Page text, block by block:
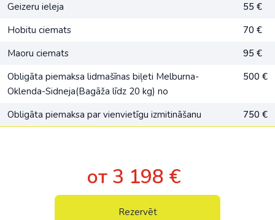
Geizeru ieleja
55 €
Hobitu ciemats
70 €
Maoru ciemats
95 €
Оbligāta piemaksa lidmašīnas biļeti Melburna-
Oklenda-Sidneja(Bagāža līdz 20 kg) no
500 €
Obligāta piemaksa par vienvietīgu izmitināšanu 750 €
от 3 198 €
Rezervēt